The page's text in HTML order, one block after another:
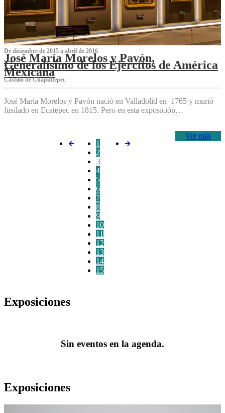
De diciembre de 2015 a abril de 2016
José María Morelos y Pavón,
Generalísimo de los Ejércitos de América
Mexicana
C‌astillo de Chapultepec
José María Morelos y Pavón nació en Valladolid en 1765 y murió
fusilado en Ecatepec en 1815. Pero en esta exposición…
Ver más
1
2
3
4
5
6
7
8
9
10
11
12
13
14
15
Exposiciones
Sin eventos en la agenda.
Exposiciones